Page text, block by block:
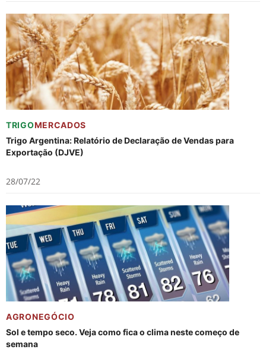
TRIGOMERCADOS
Trigo Argentina: Relatório de Declaração de Vendas para
Exportação (DJVE)
28/07/22
AGRONEGÓCIO
Sol e tempo seco. Veja como fica o clima neste começo de
semana